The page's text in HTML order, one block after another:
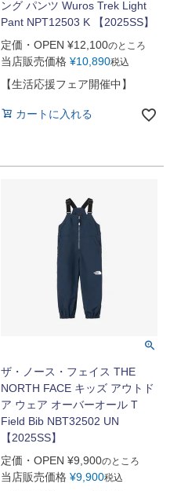
ング パンツ Wuros Trek Light
Pant NPT12503 K 【2025SS】
定価・OPEN ¥12,100のところ
当店販売価格 ¥10,890税込
【生活応援フェア開催中】
カートに入れる
ザ・ノース・フェイス THE
NORTH FACE キッズ アウトド
ア ウェア オーバーオール T
Field Bib NBT32502 UN
【2025SS】
定価・OPEN ¥9,900のところ
当店販売価格 ¥9,900税込